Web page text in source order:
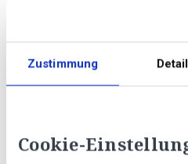
Zustimmung
Cookie-
intenses, la peau rougit, brûle
Nous vous présentons des